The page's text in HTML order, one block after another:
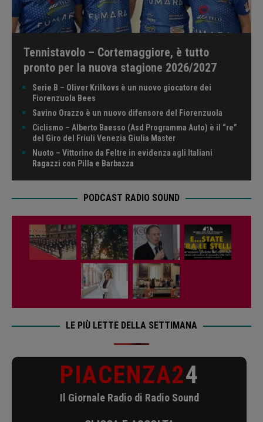
Tennistavolo – Cortemaggiore, è tutto
pronto per la nuova stagione 2026/2027
Serie B – Oliver Krilkovs è un nuovo giocatore dei
Fiorenzuola Bees
Savino Orazzo è un nuovo difensore del Fiorenzuola
Ciclismo – Alberto Baesso (Asd Programma Auto) è il “re”
del Giro del Friuli Venezia Giulia Master
Nuoto – Vittorino da Feltre in evidenza agli Italiani
Ragazzi con Pilla e Barbazza
PODCAST RADIO SOUND
LE PIÙ LETTE DELLA SETTIMANA
PIACENZA24
Il Giornale Radio di Radio Sound